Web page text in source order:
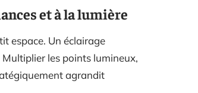
et à la lumière
espace. Un éclairage
les points lumineux,
agrandit